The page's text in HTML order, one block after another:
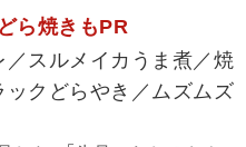
ら焼きもPR
スルメイカうま煮／焼
クどらやき／ムズムズ